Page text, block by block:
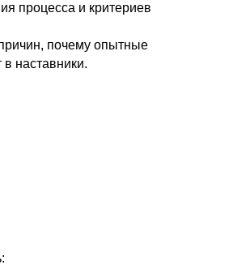
процесса и критериев
почему опытные
в наставники.